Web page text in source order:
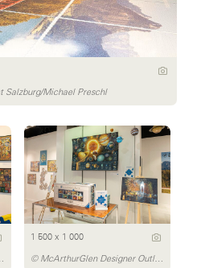
Salzburg/Michael Preschl
1 500 x 1 000
© McArthurGlen Designer Outlet Salzburg/Michael Preschl